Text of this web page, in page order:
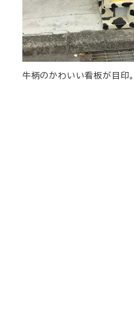
牛柄のかわいい看板が目印。